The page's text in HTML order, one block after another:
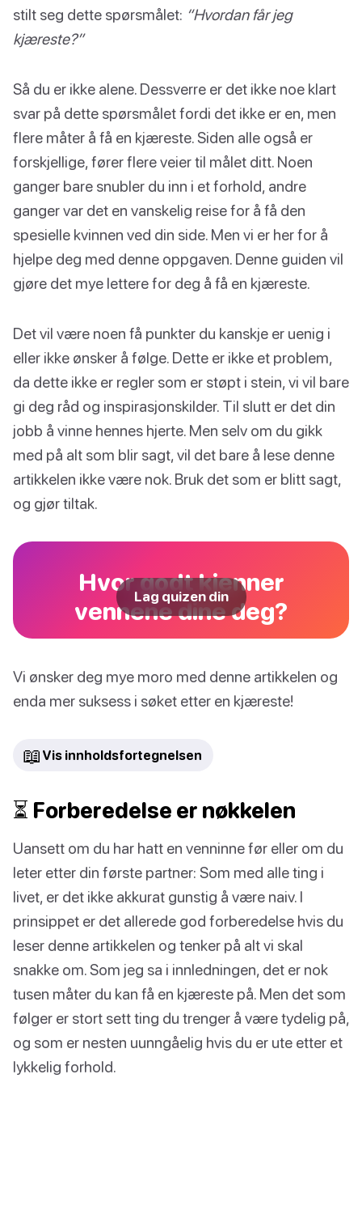
stilt seg dette spørsmålet: “Hvordan får jeg
kjæreste?”
Så du er ikke alene. Dessverre er det ikke noe klart
svar på dette spørsmålet fordi det ikke er en, men
flere måter å få en kjæreste. Siden alle også er
forskjellige, fører flere veier til målet ditt. Noen
ganger bare snubler du inn i et forhold, andre
ganger var det en vanskelig reise for å få den
spesielle kvinnen ved din side. Men vi er her for å
hjelpe deg med denne oppgaven. Denne guiden vil
gjøre det mye lettere for deg å få en kjæreste.
Det vil være noen få punkter du kanskje er uenig i
eller ikke ønsker å følge. Dette er ikke et problem,
da dette ikke er regler som er støpt i stein, vi vil bare
gi deg råd og inspirasjonskilder. Til slutt er det din
jobb å vinne hennes hjerte. Men selv om du gikk
med på alt som blir sagt, vil det bare å lese denne
artikkelen ikke være nok. Bruk det som er blitt sagt,
og gjør tiltak.
Hvor godt kjenner
vennene dine deg?
Lag quizen din
Vi ønsker deg mye moro med denne artikkelen og
enda mer suksess i søket etter en kjæreste!
📖 Vis innholdsfortegnelsen
⏳ Forberedelse er nøkkelen
Uansett om du har hatt en venninne før eller om du
leter etter din første partner: Som med alle ting i
livet, er det ikke akkurat gunstig å være naiv. I
prinsippet er det allerede god forberedelse hvis du
leser denne artikkelen og tenker på alt vi skal
snakke om. Som jeg sa i innledningen, det er nok
tusen måter du kan få en kjæreste på. Men det som
følger er stort sett ting du trenger å være tydelig på,
og som er nesten uunngåelig hvis du er ute etter et
lykkelig forhold.